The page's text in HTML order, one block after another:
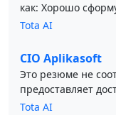
как: Хорошо
Tota AI
CIO Aplikasoft
Это резюме не
предоставляет
Tota AI